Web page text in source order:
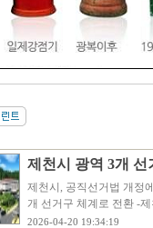
제천시 광역 3개 선
제천시, 공직선거법 개정
개 선거구 체계로 전환 -
2026-04-20 19:34:19